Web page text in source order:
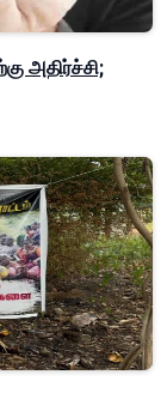
அதிர்ச்சி;